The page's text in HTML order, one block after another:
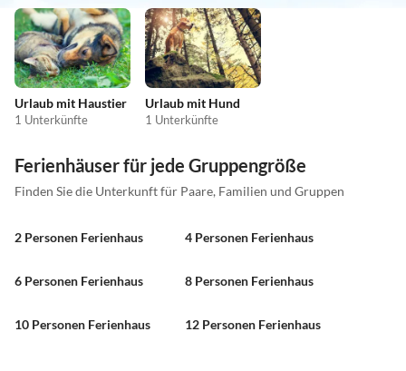
Urlaub mit Haustier
1 Unterkünfte
Urlaub mit Hund
1 Unterkünfte
Ferienhäuser für jede Gruppengröße
Finden Sie die Unterkunft für Paare, Familien und Gruppen
2 Personen Ferienhaus 4 Personen Ferienhaus
6 Personen Ferienhaus 8 Personen Ferienhaus
10 Personen Ferienhaus 12 Personen Ferienhaus